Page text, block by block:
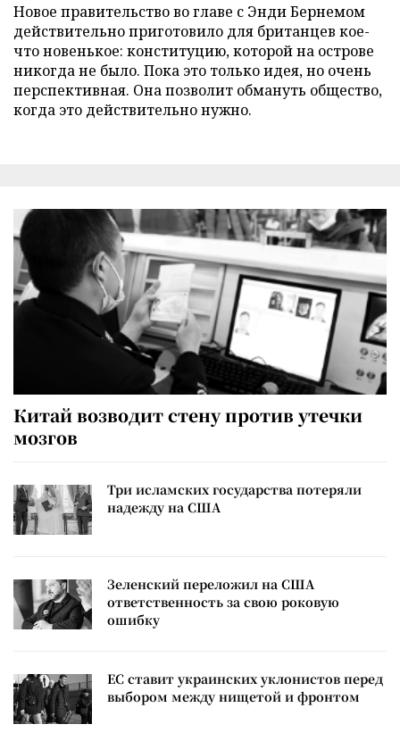
Новое правительство во главе с Энди Бернемом
действительно приготовило для британцев кое-
что новенькое: конституцию, которой на острове
никогда не было. Пока это только идея, но очень
перспективная. Она позволит обмануть общество,
когда это действительно нужно.
Китай возводит стену против утечки
мозгов
Три исламских государства потеряли
надежду на США
Зеленский переложил на США
ответственность за свою роковую
ошибку
ЕС ставит украинских уклонистов перед
выбором между нищетой и фронтом